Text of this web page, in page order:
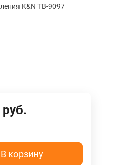
K&N TB-9097
руб.
В корзину